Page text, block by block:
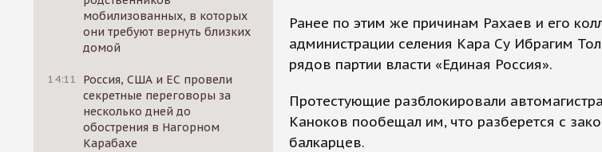
мобилизованных, в которых
они требуют вернуть близких
домой
14:11
Россия, США и ЕС провели
секретные переговоры за
несколько дней до
обострения в Нагорном
Карабахе
Ранее по этим же причинам Рахаев и его
администрации селения Кара Су Ибрагим
рядов партии власти «Единая Россия».
Протестующие разблокировали
Каноков пообещал им, что разберется с
балкарцев.